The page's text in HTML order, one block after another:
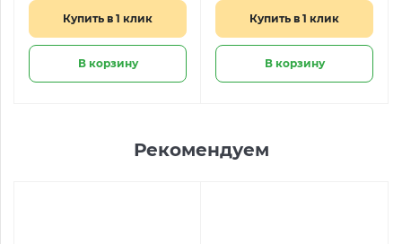
Купить в 1 клик
В корзину
Купить в 1 клик
В корзину
Рекомендуем